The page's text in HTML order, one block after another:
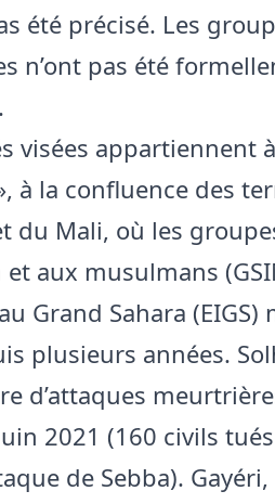
été précisé. Les
n’ont pas été
visées appartiennent
à la confluence des
du Mali, où les
et aux musulmans
Grand Sahara (EIGS)
plusieurs années.
d’attaques
2021 (160 civils
de Sebba).